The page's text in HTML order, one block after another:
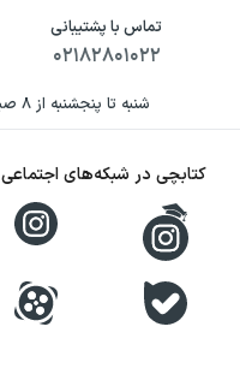
تماس با پشتیبانی
۰۲۱۸۲۸۰۱۰۲۲
شنبه تا پنجشنبه از ۸ صبح تا ۱۸ عصر بجز روزهای تعطیل
کتابچی در شبکه‌های اجتماعی